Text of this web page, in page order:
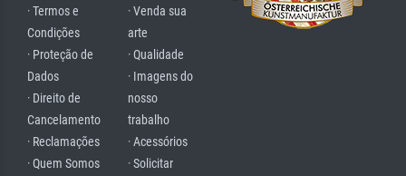
· Termos e
Condições
· Proteção de
Dados
· Direito de
Cancelamento
· Reclamações
· Quem Somos
· Venda sua
arte
· Qualidade
· Imagens do
nosso
trabalho
· Acessórios
· Solicitar